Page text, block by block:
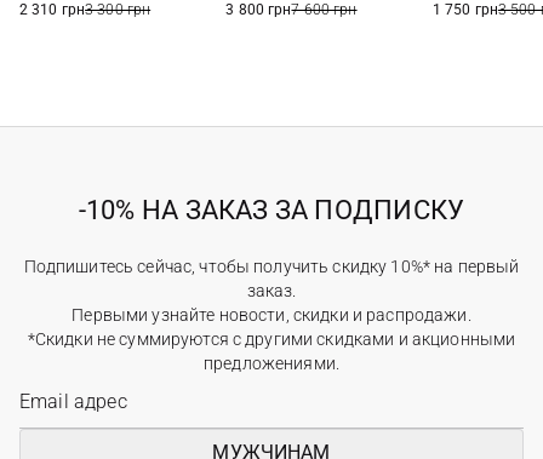
2 310 грн3 300 грн
3 800 грн7 600 грн
1 750 грн3 500
-10% НА ЗАКАЗ ЗА ПОДПИСКУ
Подпишитесь сейчас, чтобы получить скидку 10%* на первый
заказ.
Первыми узнайте новости, скидки и распродажи.
*Скидки не суммируются с другими скидками и акционными
предложениями.
МУЖЧИНАМ